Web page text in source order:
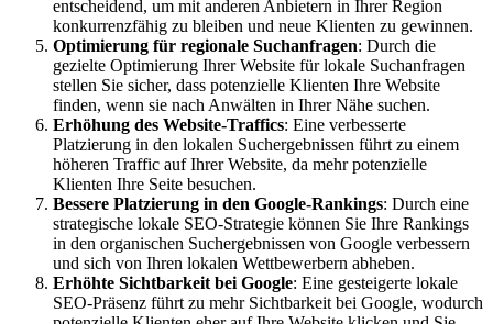
entscheidend, um mit anderen Anbietern in Ihrer Region
konkurrenzfähig zu bleiben und neue Klienten zu gewinnen.
Optimierung für regionale Suchanfragen: Durch die
gezielte Optimierung Ihrer Website für lokale Suchanfragen
stellen Sie sicher, dass potenzielle Klienten Ihre Website
finden, wenn sie nach Anwälten in Ihrer Nähe suchen.
Erhöhung des Website-Traffics: Eine verbesserte
Platzierung in den lokalen Suchergebnissen führt zu einem
höheren Traffic auf Ihrer Website, da mehr potenzielle
Klienten Ihre Seite besuchen.
Bessere Platzierung in den Google-Rankings: Durch eine
strategische lokale SEO-Strategie können Sie Ihre Rankings
in den organischen Suchergebnissen von Google verbessern
und sich von Ihren lokalen Wettbewerbern abheben.
Erhöhte Sichtbarkeit bei Google: Eine gesteigerte lokale
SEO-Präsenz führt zu mehr Sichtbarkeit bei Google, wodurch